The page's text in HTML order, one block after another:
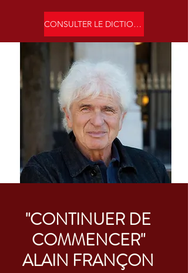
CONSULTER LE DICTIONNAIRE
"CONTINUER DE
COMMENCER"
ALAIN FRANÇON